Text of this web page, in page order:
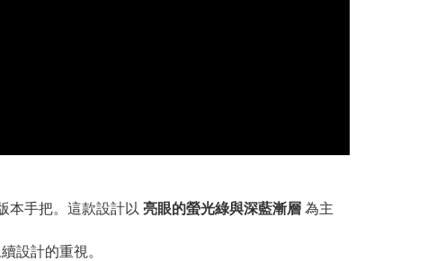
本手把。這款設計以 亮眼的螢光綠與深藍漸層 為主
設計的重視。